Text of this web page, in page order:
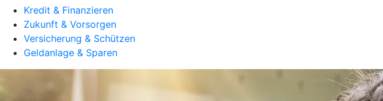
Kredit & Finanzieren
Zukunft & Vorsorgen
Versicherung & Schützen
Geldanlage & Sparen